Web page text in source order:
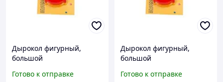
Дырокол фигурный,
большой
Готово к отправке
Дырокол фигурный,
большой
Готово к отправке